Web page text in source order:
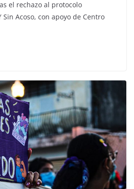
el rechazo al protocolo
Sin Acoso, con apoyo de Centro